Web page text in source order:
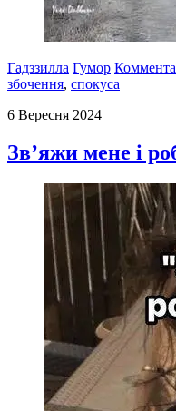
Гадззилла Гумор
збочення, спокуса
6 Вересня 2024
Зв’яжи мене і